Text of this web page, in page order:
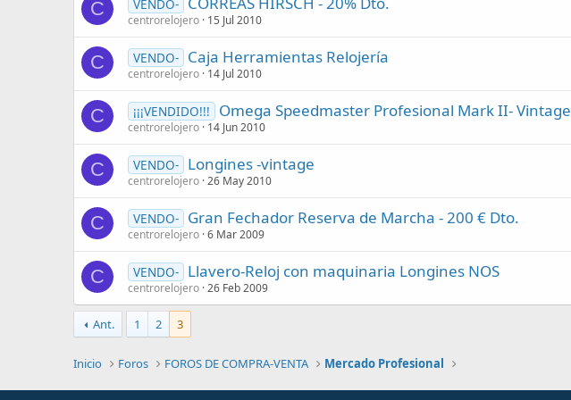
C VENDO-
centrorelojero 15 Jul 2010
C VENDO- Caja Herramientas Relojería
centrorelojero 14 Jul 2010
C ¡¡¡VENDIDO!!! Omega Speedmaster Profesional Mark II- Vintage
centrorelojero 14 Jun 2010
C VENDO- Longines -vintage
centrorelojero 26 May 2010
C VENDO- Gran Fechador Reserva de Marcha - 200 € Dto.
centrorelojero 6 Mar 2009
C VENDO- Llavero-Reloj con maquinaria Longines NOS
centrorelojero 26 Feb 2009
Ant. 1 2 3
Inicio Foros FOROS DE COMPRA-VENTA Mercado Profesional